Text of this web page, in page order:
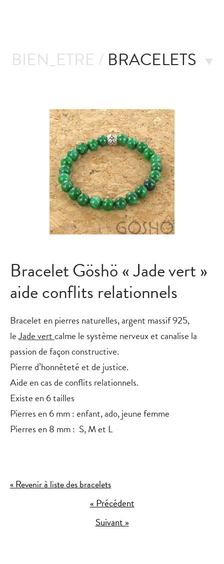
BIEN_ETRE / BRACELETS
Bracelet Göshö « Jade vert »
aide conflits relationnels
Bracelet en pierres naturelles, argent massif 925,
leJade vertcalme le système nerveux et canalise la
passion de façon constructive.
Pierre d’honnêteté et de justice.
Aide en cas de conflits relationnels.
Existe en 6 tailles
Pierres en 6 mm : enfant, ado, jeune femme
Pierres en 8 mm : S, M et L
« Revenir à liste des bracelets
« Précédent
Suivant »